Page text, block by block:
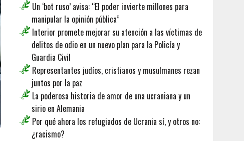
Un ‘bot ruso’ avisa: “El poder invierte millones para
manipular la opinión pública”
Interior promete mejorar su atención a las víctimas de
delitos de odio en un nuevo plan para la Policía y
Guardia Civil
Representantes judíos, cristianos y musulmanes rezan
juntos por la paz
La poderosa historia de amor de una ucraniana y un
sirio en Alemania
Por qué ahora los refugiados de Ucrania sí, y otros no:
¿racismo?